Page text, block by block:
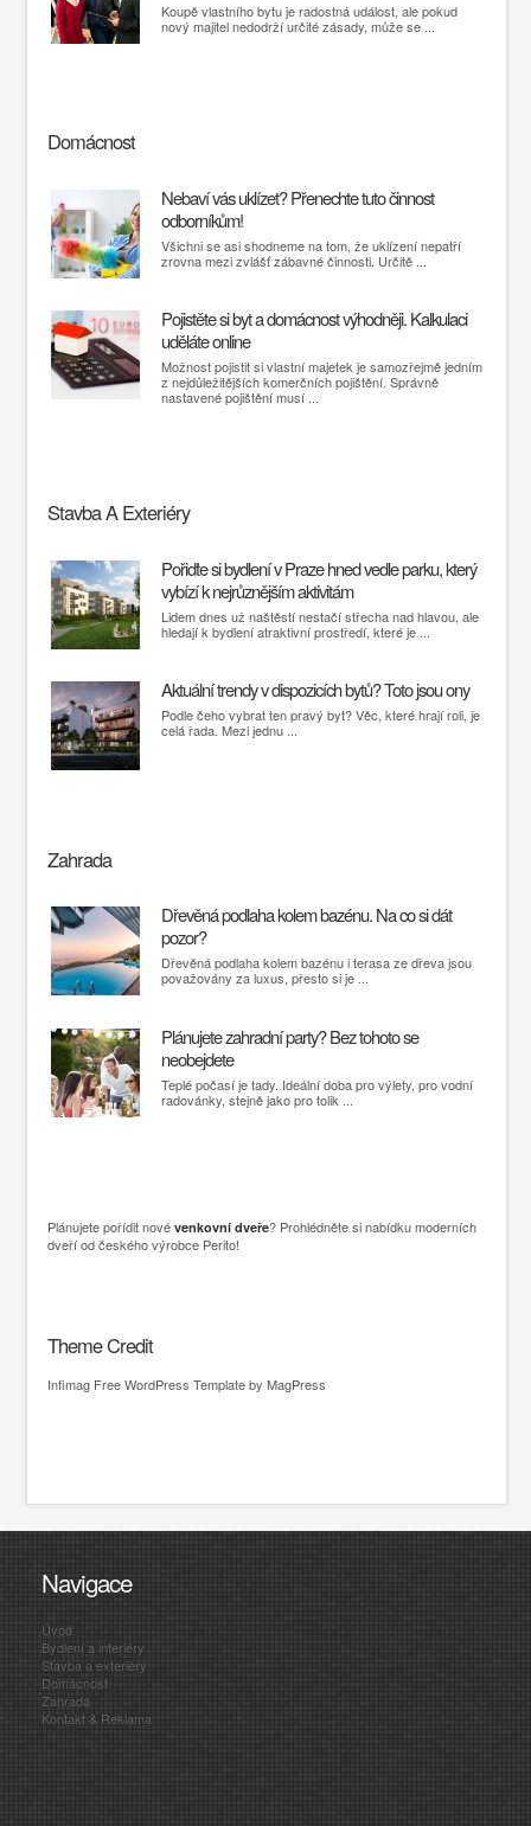
Koupě vlastního bytu je radostná událost, ale pokud
nový majitel nedodrží určité zásady, může se ...
Domácnost
Nebaví vás uklízet? Přenechte tuto činnost
odborníkům!
Všichni se asi shodneme na tom, že uklízení nepatří
zrovna mezi zvlášť zábavné činnosti. Určitě ...
Pojistěte si byt a domácnost výhodněji. Kalkulaci
uděláte online
Možnost pojistit si vlastní majetek je samozřejmě jedním
z nejdůležitějších komerčních pojištění. Správně
nastavené pojištění musí ...
Stavba A Exteriéry
Pořiďte si bydlení v Praze hned vedle parku, který
vybízí k nejrůznějším aktivitám
Lidem dnes už naštěstí nestačí střecha nad hlavou, ale
hledají k bydlení atraktivní prostředí, které je ...
Aktuální trendy v dispozicích bytů? Toto jsou ony
Podle čeho vybrat ten pravý byt? Věc, které hrají roli, je
celá řada. Mezi jednu ...
Zahrada
Dřevěná podlaha kolem bazénu. Na co si dát
pozor?
Dřevěná podlaha kolem bazénu i terasa ze dřeva jsou
považovány za luxus, přesto si je ...
Plánujete zahradní party? Bez tohoto se
neobejdete
Teplé počasí je tady. Ideální doba pro výlety, pro vodní
radovánky, stejně jako pro tolik ...
Plánujete pořídit nové venkovní dveře? Prohlédněte si nabídku moderních
dveří od českého výrobce Perito!
Theme Credit
Infimag Free WordPress Templateby MagPress
Navigace
Úvod
Bydlení a interiéry
Stavba a exteriéry
Domácnost
Zahrada
Kontakt & Reklama